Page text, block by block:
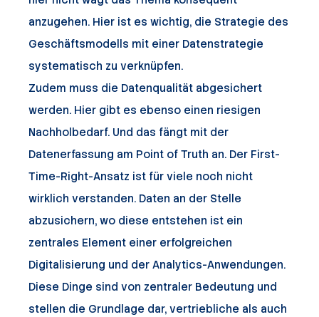
anzugehen. Hier ist es wichtig, die Strategie des
Geschäftsmodells mit einer Datenstrategie
systematisch zu verknüpfen.
Zudem muss die Datenqualität abgesichert
werden. Hier gibt es ebenso einen riesigen
Nachholbedarf. Und das fängt mit der
Datenerfassung am Point of Truth an. Der First-
Time-Right-Ansatz ist für viele noch nicht
wirklich verstanden. Daten an der Stelle
abzusichern, wo diese entstehen ist ein
zentrales Element einer erfolgreichen
Digitalisierung und der Analytics-Anwendungen.
Diese Dinge sind von zentraler Bedeutung und
stellen die Grundlage dar, vertriebliche als auch